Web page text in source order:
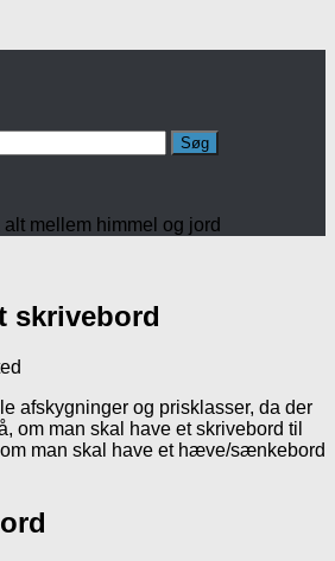
mellem himmel og jord
skrivebord
afskygninger og prisklasser, da der
om man skal have et skrivebord til
man skal have et hæve/sænkebord